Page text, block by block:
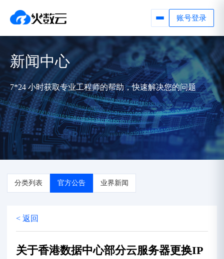
账号登录
新闻中心
7*24 小时获取专业工程师的帮助，快速解决您的问题
分类列表 官方公告 业界新闻
< 返回
关于香港数据中心部分云服务器更换IP